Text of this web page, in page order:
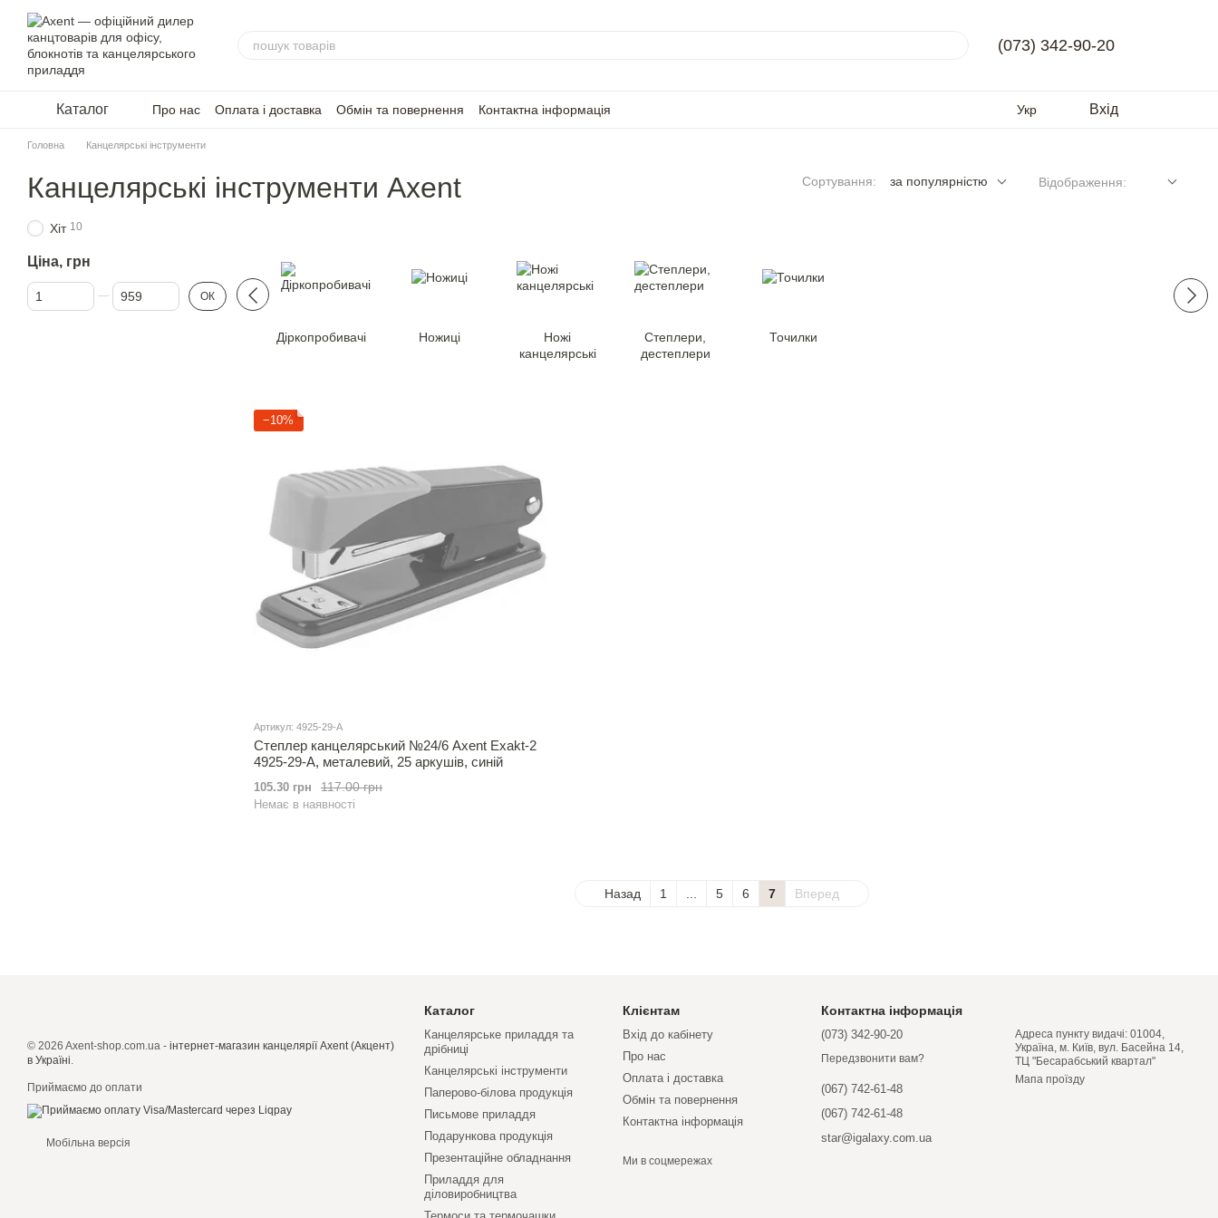
Перейти до основного контенту
(073) 342-90-20
Каталог Про нас Оплата і доставка Обмін та повернення Контактна інформація Укр Вхід
Головна Канцелярські інструменти
Канцелярські інструменти Axent Сортування: за популярністю Відображення:
Діркопробивачі Ножиці
Ножі
канцелярські
Степлери,
дестеплери
Точилки
−10%
Артикул: 4925-29-A
Степлер канцелярський №24/6 Axent Exakt-2
4925-29-A, металевий, 25 аркушів, синій
117.00 грн
105.30 грн
Немає в наявності
Назад 1 5 6 7 Вперед
Хіт 10
Ціна, грн
Від Ціна, грн
До Ціна, грн ОК
© 2026 Axent-shop.com.ua - iнтернет-магазин канцелярії Axent (Акцент)
в Україні.
Приймаємо до оплати
Мобільна версія
Каталог
Канцелярське приладдя та
дрібниці
Канцелярські інструменти
Паперово-білова продукція
Письмове приладдя
Подарункова продукція
Презентаційне обладнання
Приладдя для
діловиробництва
Клієнтам
Вхід до кабінету
Про нас
Оплата і доставка
Обмін та повернення
Контактна інформація
Ми в соцмережах
Контактна інформація
(073) 342-90-20
Передзвонити вам?
(067) 742-61-48
(067) 742-61-48
star@igalaxy.com.ua
Адреса пункту видачі: 01004,
Україна, м. Київ, вул. Басейна 14,
ТЦ "Бесарабський квартал"
Мапа проїзду